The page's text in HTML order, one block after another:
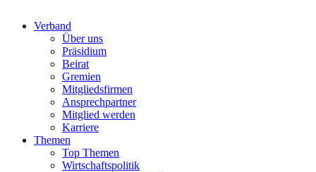
Verband
Über uns
Präsidium
Beirat
Gremien
Mitgliedsfirmen
Ansprechpartner
Mitglied werden
Karriere
Themen
Top Themen
Wirtschaftspolitik